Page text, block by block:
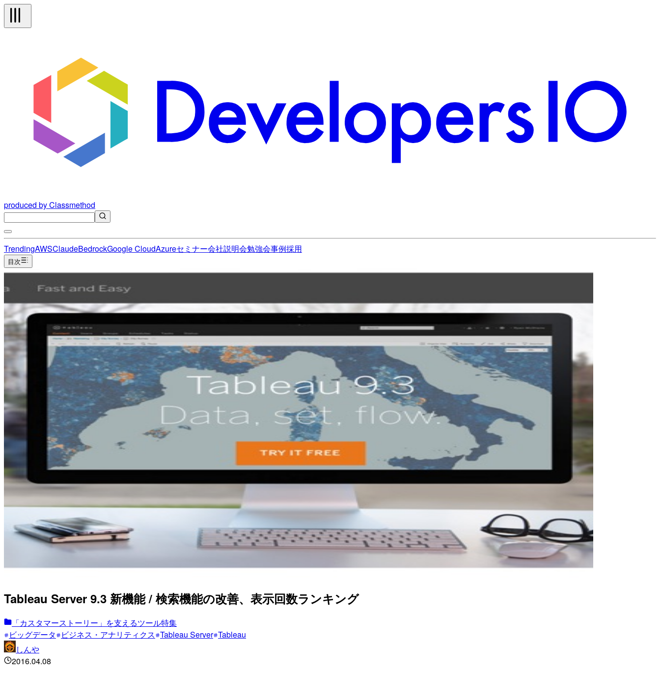
produced by Classmethod
TrendingAWSClaudeBedrockGoogle CloudAzureセミナー会社説明会勉強会事例採用
目次
Tableau Server 9.3 新機能 / 検索機能の改善、表示回数ランキング
「カスタマーストーリー」を支えるツール特集
ビッグデータ
ビジネス・アナリティクス Tableau Server Tableau
しんや
2016.04.08